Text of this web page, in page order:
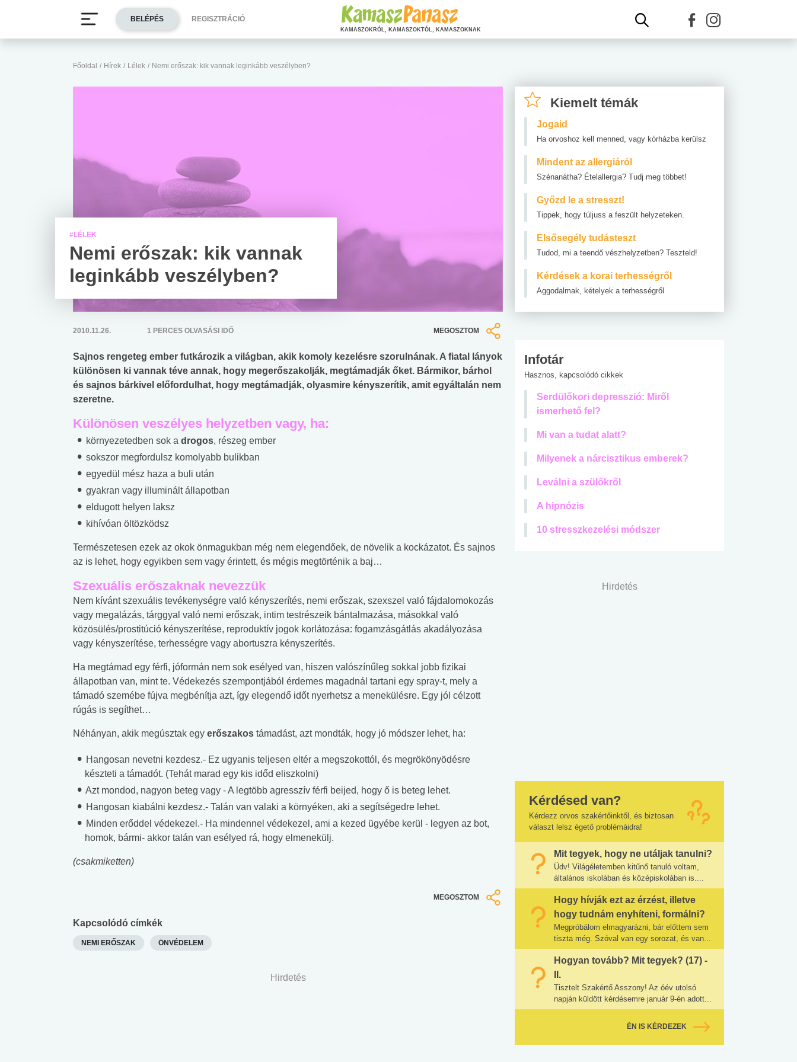
Főoldal / Hírek / Lélek / Nemi erőszak: kik vannak leginkább veszélyben?
#LÉLEK
Nemi erőszak: kik vannak
leginkább veszélyben?
2010.11.26. 1 PERCES OLVASÁSI IDŐ MEGOSZTOM
Sajnos rengeteg ember futkározik a világban, akik komoly kezelésre szorulnának. A fiatal lányok
különösen ki vannak téve annak, hogy megerőszakolják, megtámadják őket. Bármikor, bárhol
és sajnos bárkivel előfordulhat, hogy megtámadják, olyasmire kényszerítik, amit egyáltalán nem
szeretne.
Különösen veszélyes helyzetben vagy, ha:
környezetedben sok a drogos, részeg ember
sokszor megfordulsz komolyabb bulikban
egyedül mész haza a buli után
gyakran vagy illuminált állapotban
eldugott helyen laksz
kihívóan öltözködsz
Természetesen ezek az okok önmagukban még nem elegendőek, de növelik a kockázatot. És sajnos
az is lehet, hogy egyikben sem vagy érintett, és mégis megtörténik a baj…
Szexuális erőszaknak nevezzük
Nem kívánt szexuális tevékenységre való kényszerítés, nemi erőszak, szexszel való fájdalomokozás
vagy megalázás, tárggyal való nemi erőszak, intim testrészeik bántalmazása, másokkal való
közösülés/prostitúció kényszerítése, reproduktív jogok korlátozása: fogamzásgátlás akadályozása
vagy kényszerítése, terhességre vagy abortuszra kényszerítés.
Ha megtámad egy férfi, jóformán nem sok esélyed van, hiszen valószínűleg sokkal jobb fizikai
állapotban van, mint te. Védekezés szempontjából érdemes magadnál tartani egy spray-t, mely a
támadó szemébe fújva megbénítja azt, így elegendő időt nyerhetsz a menekülésre. Egy jól célzott
rúgás is segíthet…
Néhányan, akik megúsztak egy erőszakos támadást, azt mondták, hogy jó módszer lehet, ha:
Hangosan nevetni kezdesz.- Ez ugyanis teljesen eltér a megszokottól, és megrökönyödésre
készteti a támadót. (Tehát marad egy kis időd eliszkolni)
Azt mondod, nagyon beteg vagy - A legtöbb agresszív férfi beijed, hogy ő is beteg lehet.
Hangosan kiabálni kezdesz.- Talán van valaki a környéken, aki a segítségedre lehet.
Minden erőddel védekezel.- Ha mindennel védekezel, ami a kezed ügyébe kerül - legyen az bot,
homok, bármi- akkor talán van esélyed rá, hogy elmenekülj.
(csakmiketten)
MEGOSZTOM
Kapcsolódó címkék
NEMI ERŐSZAK ÖNVÉDELEM
Hirdetés
Kiemelt témák
Jogaid
Ha orvoshoz kell menned, vagy kórházba kerülsz
Mindent az allergiáról
Szénanátha? Ételallergia? Tudj meg többet!
Győzd le a stresszt!
Tippek, hogy túljuss a feszült helyzeteken.
Elsősegély tudásteszt
Tudod, mi a teendő vészhelyzetben? Teszteld!
Kérdések a korai terhességről
Aggodalmak, kételyek a terhességről
Infotár
Hasznos, kapcsolódó cikkek
Serdülőkori depresszió: Miről
ismerhető fel?
Mi van a tudat alatt?
Milyenek a nárcisztikus emberek?
Leválni a szülőkről
A hipnózis
10 stresszkezelési módszer
Hirdetés
Kérdésed van?
Kérdezz orvos szakértőinktől, és biztosan
választ lelsz égető problémáidra!
Mit tegyek, hogy ne utáljak tanulni?
Üdv! Világéletemben kitűnő tanuló voltam,
általános iskolában és középiskolában is....
Hogy hívják ezt az érzést, illetve
hogy tudnám enyhíteni, formálni?
Megpróbálom elmagyarázni, bár előttem sem
tiszta még. Szóval van egy sorozat, és van...
Hogyan tovább? Mit tegyek? (17) -
II.
Tisztelt Szakértő Asszony! Az óév utolsó
napján küldött kérdésemre január 9-én adott...
ÉN IS KÉRDEZEK
BELÉPÉS REGISZTRÁCIÓ
KAMASZOKRÓL, KAMASZOKTÓL, KAMASZOKNAK